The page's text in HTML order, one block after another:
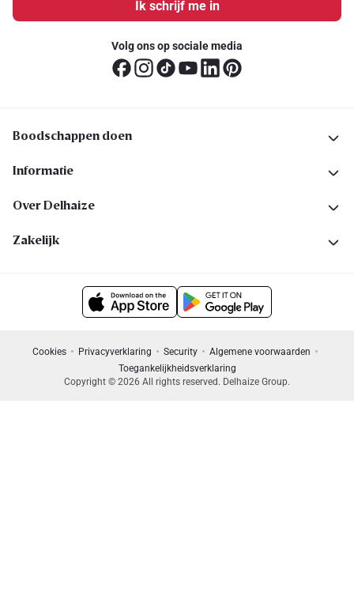
Ik schrijf me in
Volg ons op sociale media
Boodschappen doen
Informatie
Over Delhaize
Zakelijk
Cookies Privacyverklaring Security
Algemene voorwaarden
Toegankelijkheidsverklaring
Copyright © 2026 All rights reserved. Delhaize Group.